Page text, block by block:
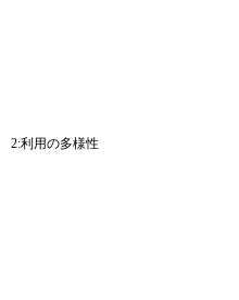
2:利用の多様性